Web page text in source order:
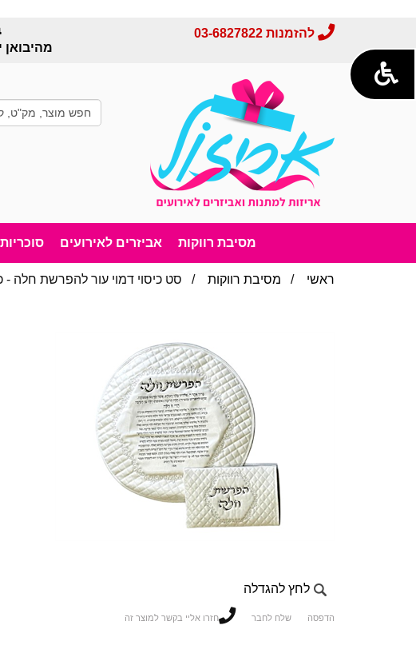
מהיבואן
להזמנות 03-6827822
מסיבת רווקות אביזרים לאירועים
ראשי / מסיבת רווקות / סט כיסוי דמוי עור להפרשת חלה -
לחץ להגדלה
הדפסה שלח לחבר חזרו אליי בקשר למוצר זה